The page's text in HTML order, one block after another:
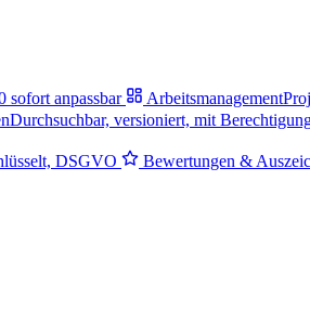
sofort anpassbar Arbeitsmanagement
Durchsuchbar, versioniert, mit
DSGVO Bewertungen &